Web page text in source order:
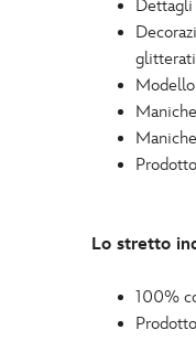
Lo stretto
100%